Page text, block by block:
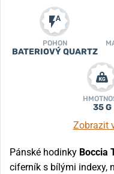
POHON
BATERIOVÝ QUARTZ
35 G
Zobrazit
Pánské hodinky Boccia
ciferník s bílými indexy,